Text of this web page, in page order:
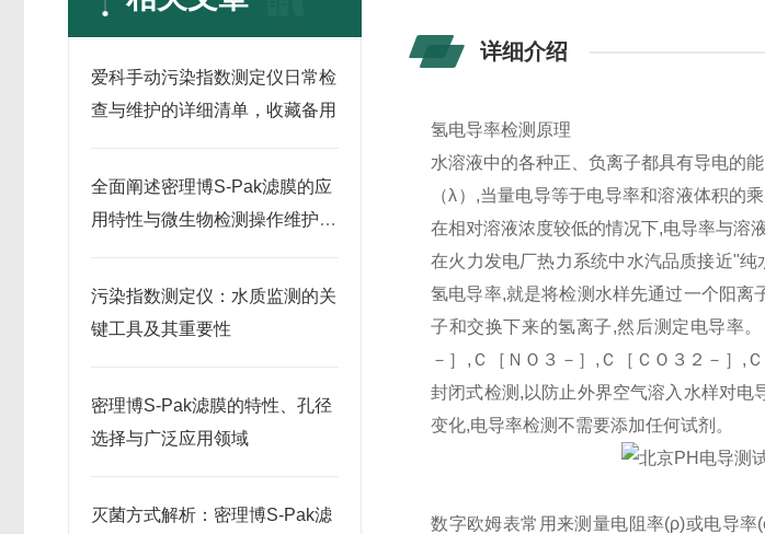
爱科手动污染指数测定仪日常检
查与维护的详细清单，收藏备用
全面阐述密理博S-Pak滤膜的应
用特性与微生物检测操作维护指
污染指数测定仪：水质监测的关
键工具及其重要性
密理博S-Pak滤膜的特性、孔径
选择与广泛应用领域
灭菌方式解析：密理博S-Pak滤
详细介绍
氢电导率检测原理
水溶液中的各种正、负离子都具有导电的
（λ）,当量电导等于电导率和溶液体积的
在相对溶液浓度较低的情况下,电导率与溶
在火力发电厂热力系统中水汽品质接近"
氢电导率,就是将检测水样先通过一个阳离
子和交换下来的氢离子,然后测定电导率
－］,Ｃ［ＮＯ３－］,Ｃ［ＣＯ３２－］,
封闭式检测,以防止外界空气溶入水样对电
变化,电导率检测不需要添加任何试剂。
数字欧姆表常用来测量电阻率(ρ)或电导